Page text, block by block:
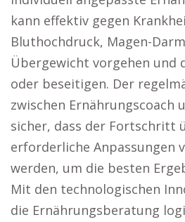
kann effektiv gegen
Bluthochdruck, Magen-
Übergewicht vorgehen und
oder beseitigen. Der
zwischen Ernährungscoach
sicher, dass der Fortschritt
erforderliche Anpassungen
werden, um die besten
Mit den technologischen
die Ernährungsberatung